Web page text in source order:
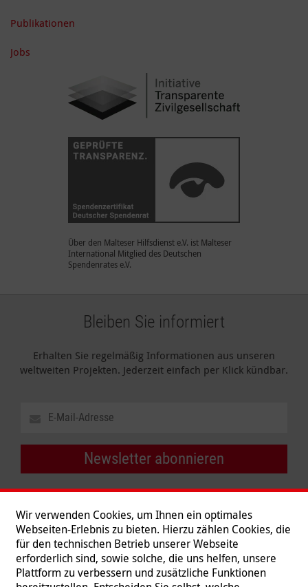
Publikationen
Jobs
Über den Malteser Hilfsdienst e.V. ist Malteser
International Mitglied des Deutschen
Spendenrates e.V.
Bleiben Sie informiert
Erhalten Sie regelmäßig Informationen aus unseren
weltweiten Projekten. Jederzeit einfach per Klick kündbar.
Newsletter abonnieren
Wir verwenden Cookies, um Ihnen ein optimales
Webseiten-Erlebnis zu bieten. Hierzu zählen Cookies, die
für den technischen Betrieb unserer Webseite
erforderlich sind, sowie solche, die uns helfen, unsere
Plattform zu verbessern und zusätzliche Funktionen